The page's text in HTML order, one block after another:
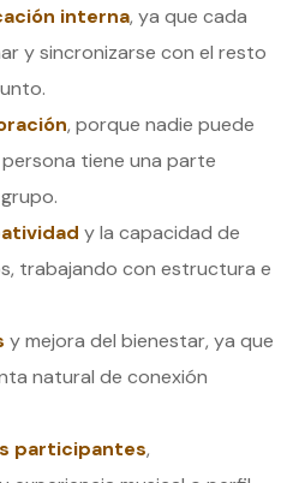
interna, ya que cada
y sincronizarse con el resto
, porque nadie puede
tiene una parte
y la capacidad de
trabajando con estructura e
y mejora del bienestar, ya que
natural de conexión
participantes,